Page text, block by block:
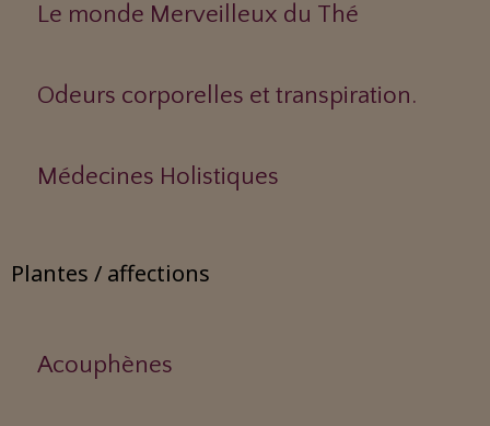
Le monde Merveilleux du Thé
Odeurs corporelles et transpiration.
Médecines Holistiques
Plantes / affections
Acouphènes